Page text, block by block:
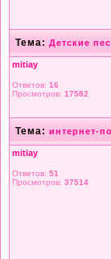
Тема: Детские
mitiay
Ответов: 16
Просмотров: 17582
Тема: интернет-
mitiay
Ответов: 51
Просмотров: 37514